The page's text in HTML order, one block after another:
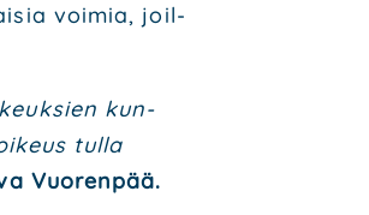
voi­mia, joil­
kun­
tul­la
Vuo­ren­pää.